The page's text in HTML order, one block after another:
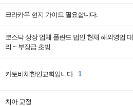
크라카우 현지 가이드 필요합니다.
코스닥 상장 업체 폴란드 법인 현채 해외영업 대
리 ~ 부장급 초빙
카토비체한인교회입니다. 1
치아 교정